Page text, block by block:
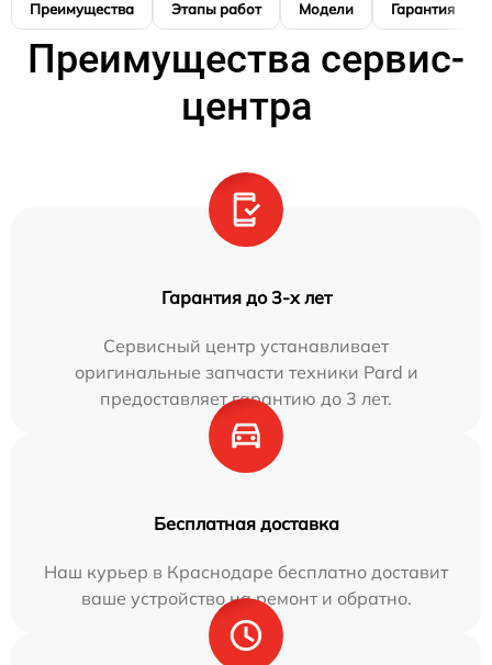
Преимущества Этапы работ Модели Гарантия
Преимущества сервис-
центра
Гарантия до 3-х лет
Сервисный центр устанавливает
оригинальные запчасти техники Pard и
предоставляет гарантию до 3 лет.
Бесплатная доставка
Наш курьер в Краснодаре бесплатно доставит
ваше устройство на ремонт и обратно.